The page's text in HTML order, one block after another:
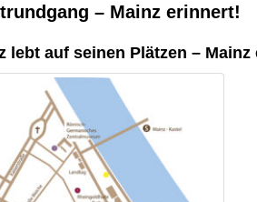
– Mainz erinnert!
lebt auf seinen Plätzen –